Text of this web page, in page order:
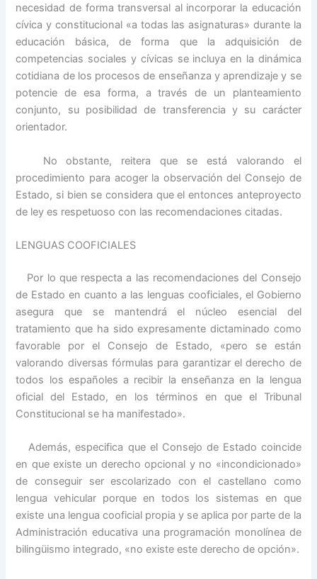
necesidad de forma transversal al incorporar la educación
cívica y constitucional «a todas las asignaturas» durante la
educación básica, de forma que la adquisición de
competencias sociales y cívicas se incluya en la dinámica
cotidiana de los procesos de enseñanza y aprendizaje y se
potencie de esa forma, a través de un planteamiento
conjunto, su posibilidad de transferencia y su carácter
orientador.
No obstante, reitera que se está valorando el
procedimiento para acoger la observación del Consejo de
Estado, si bien se considera que el entonces anteproyecto
de ley es respetuoso con las recomendaciones citadas.
LENGUAS COOFICIALES
Por lo que respecta a las recomendaciones del Consejo
de Estado en cuanto a las lenguas cooficiales, el Gobierno
asegura que se mantendrá el núcleo esencial del
tratamiento que ha sido expresamente dictaminado como
favorable por el Consejo de Estado, «pero se están
valorando diversas fórmulas para garantizar el derecho de
todos los españoles a recibir la enseñanza en la lengua
oficial del Estado, en los términos en que el Tribunal
Constitucional se ha manifestado».
Además, especifica que el Consejo de Estado coincide
en que existe un derecho opcional y no «incondicionado»
de conseguir ser escolarizado con el castellano como
lengua vehicular porque en todos los sistemas en que
existe una lengua cooficial propia y se aplica por parte de la
Administración educativa una programación monolínea de
bilingüismo integrado, «no existe este derecho de opción».